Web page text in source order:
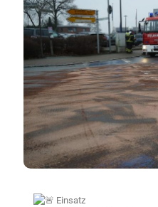
Einsatz